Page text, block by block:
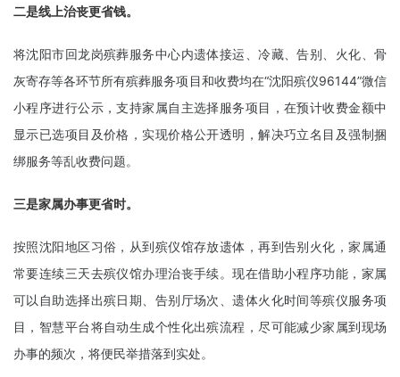
二是线上治丧更省钱。
将沈阳市回龙岗殡葬服务中心内遗体接运、冷藏、告别、火化、骨
灰寄存等各环节所有殡葬服务项目和收费均在“沈阳殡仪96144”微信
小程序进行公示，支持家属自主选择服务项目，在预计收费金额中
显示已选项目及价格，实现价格公开透明，解决巧立名目及强制捆
绑服务等乱收费问题。
三是家属办事更省时。
按照沈阳地区习俗，从到殡仪馆存放遗体，再到告别火化，家属通
常要连续三天去殡仪馆办理治丧手续。现在借助小程序功能，家属
可以自助选择出殡日期、告别厅场次、遗体火化时间等殡仪服务项
目，智慧平台将自动生成个性化出殡流程，尽可能减少家属到现场
办事的频次，将便民举措落到实处。